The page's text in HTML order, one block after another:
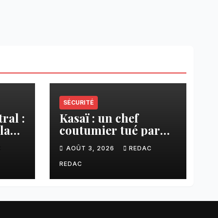
:
SÉCURITÉ
Kasaï : un chef
coutumier tué par
balle par un policier
à Kamuesha, la
tension monte
AOÛT 3, 2026 REDAC
REDAC